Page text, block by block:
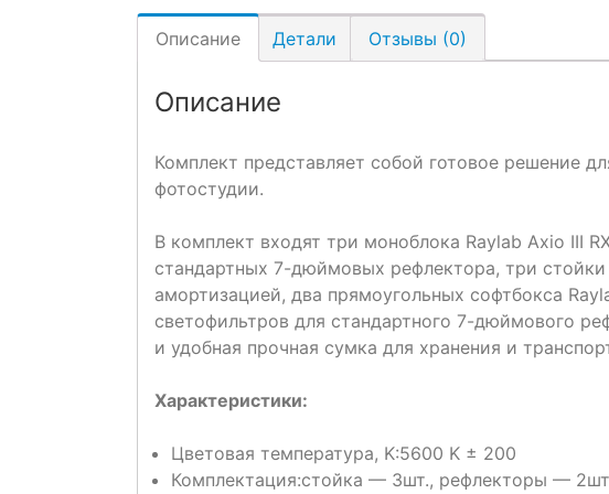
Описание Детали Отзывы (0)
Описание
Комплект представляет собой готовое решение
фотостудии.
В комплект входят три моноблока Raylab Axio III
стандартных 7-дюймовых рефлектора, три
амортизацией, два прямоугольных софтбокса
светофильтров для стандартного 7-дюймового
и удобная прочная сумка для хранения и
Характеристики:
Цветовая температура, K:5600 K ± 200
Комплектация:стойка — 3шт., рефлекторы —